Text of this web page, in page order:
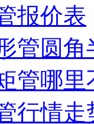
报价表
管圆角
管哪里
行情走